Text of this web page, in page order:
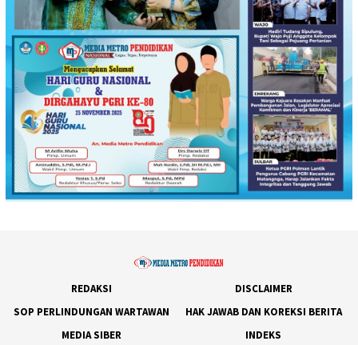
REDAKSI
DISCLAIMER
SOP PERLINDUNGAN WARTAWAN
HAK JAWAB DAN KOREKSI BERITA
MEDIA SIBER
INDEKS